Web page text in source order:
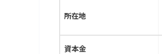
所在地
資本金